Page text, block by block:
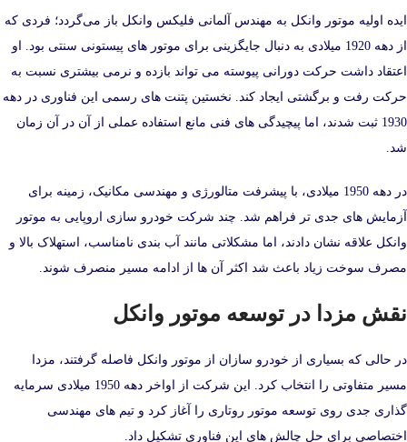
ایده اولیه موتور وانکل به مهندس آلمانی فلیکس وانکل باز می‌گردد؛ فردی که
از دهه 1920 میلادی به دنبال جایگزینی برای موتور های پیستونی سنتی بود. او
اعتقاد داشت حرکت دورانی پیوسته می‌ تواند بازده و نرمی بیشتری نسبت به
حرکت رفت‌ و برگشتی ایجاد کند. نخستین پتنت‌ های رسمی این فناوری در دهه
1930 ثبت شدند، اما پیچیدگی‌ های فنی مانع استفاده عملی از آن در آن زمان
شد.
در دهه 1950 میلادی، با پیشرفت متالورژی و مهندسی مکانیک، زمینه برای
آزمایش‌ های جدی‌ تر فراهم شد. چند شرکت خودرو سازی اروپایی به موتور
وانکل علاقه نشان دادند، اما مشکلاتی مانند آب‌ بندی نامناسب، استهلاک بالا و
مصرف سوخت زیاد باعث شد اکثر آن‌ ها از ادامه مسیر منصرف شوند.
نقش مزدا در توسعه موتور وانکل
در حالی که بسیاری از خودرو سازان از موتور وانکل فاصله گرفتند، مزدا
مسیر متفاوتی را انتخاب کرد. این شرکت از اواخر دهه 1950 میلادی سرمایه‌
گذاری جدی روی توسعه موتور روتاری را آغاز کرد و تیم‌ های مهندسی
اختصاصی برای حل چالش‌ های این فناوری تشکیل داد.